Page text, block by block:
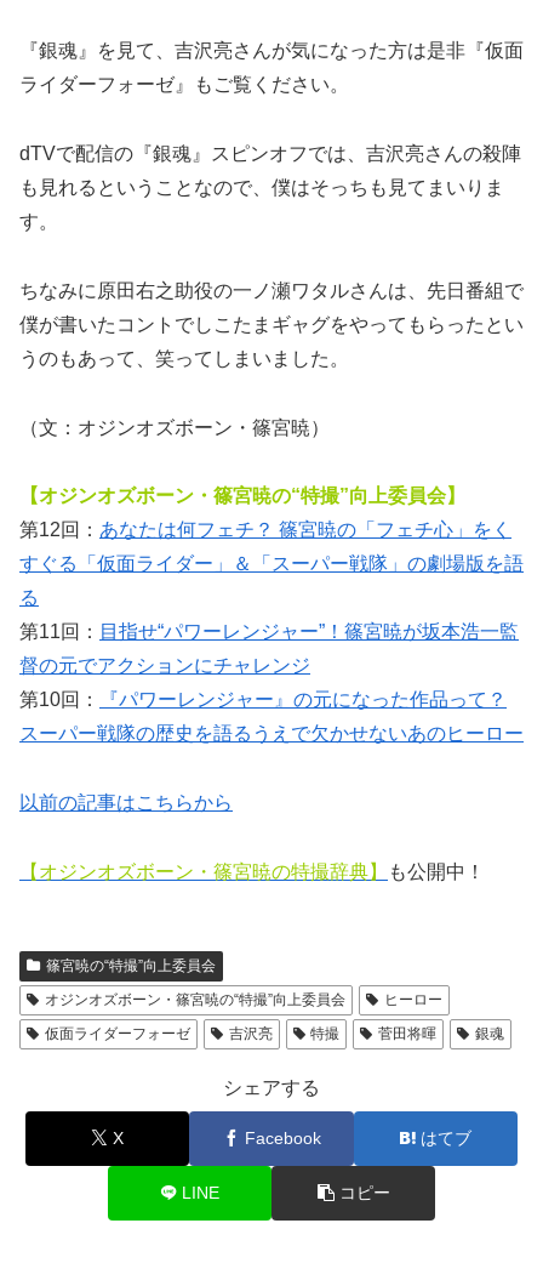
『銀魂』を見て、吉沢亮さんが気になった方は是非『仮面
ライダーフォーゼ』もご覧ください。
dTVで配信の『銀魂』スピンオフでは、吉沢亮さんの殺陣
も見れるということなので、僕はそっちも見てまいりま
す。
ちなみに原田右之助役の一ノ瀬ワタルさんは、先日番組で
僕が書いたコントでしこたまギャグをやってもらったとい
うのもあって、笑ってしまいました。
（文：オジンオズボーン・篠宮暁）
【オジンオズボーン・篠宮暁の“特撮”向上委員会】
第12回： あなたは何フェチ？ 篠宮暁の「フェチ心」をく
すぐる「仮面ライダー」＆「スーパー戦隊」の劇場版を語
る
第11回： 目指せ“パワーレンジャー”！篠宮暁が坂本浩一監
督の元でアクションにチャレンジ
第10回：
『パワーレンジャー』の元になった作品って？
スーパー戦隊の歴史を語るうえで欠かせないあのヒーロー
以前の記事はこちらから
【オジンオズボーン ・篠宮暁の特撮辞典】 も公開中！
篠宮暁の“特撮”向上委員会
オジンオズボーン・篠宮暁の“特撮”向上委員会
ヒーロー
仮面ライダーフォーゼ
吉沢亮 特撮 菅田将暉 銀魂
シェアする
X Facebook はてブ
LINE コピー